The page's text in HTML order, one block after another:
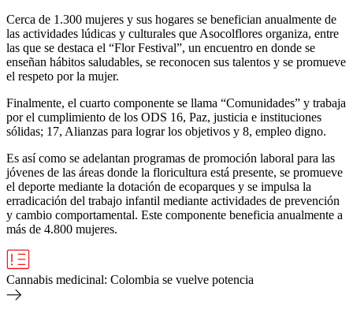
Cerca de 1.300 mujeres y sus hogares se benefician anualmente de
las actividades lúdicas y culturales que Asocolflores organiza, entre
las que se destaca el “Flor Festival”, un encuentro en donde se
enseñan hábitos saludables, se reconocen sus talentos y se promueve
el respeto por la mujer.
Finalmente, el cuarto componente se llama “Comunidades” y trabaja
por el cumplimiento de los ODS 16, Paz, justicia e instituciones
sólidas; 17, Alianzas para lograr los objetivos y 8, empleo digno.
Es así como se adelantan programas de promoción laboral para las
jóvenes de las áreas donde la floricultura está presente, se promueve
el deporte mediante la dotación de ecoparques y se impulsa la
erradicación del trabajo infantil mediante actividades de prevención
y cambio comportamental. Este componente beneficia anualmente a
más de 4.800 mujeres.
Cannabis medicinal: Colombia se vuelve potencia